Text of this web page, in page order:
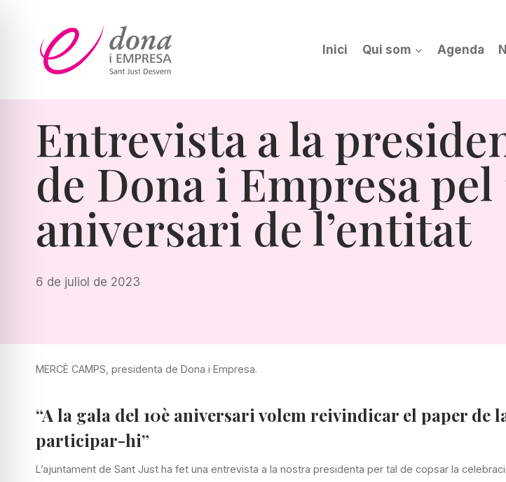
contingut
Inici Qui som Agenda
Entrevista a la
de Dona i Empresa pel
aniversari de l’entitat
6 de juliol de 2023
MERCÈ CAMPS, presidenta de Dona i Empresa.
“A la gala del 10è aniversari volem reivindicar el paper
participar-hi”
L’ajuntament de Sant Just ha fet una entrevista a la nostra presidenta per tal de copsar la